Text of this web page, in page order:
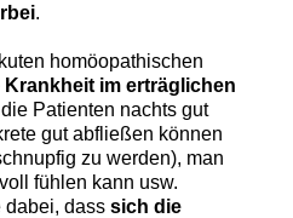
.
homöopathischen
Krankheit im erträglichen
Patienten nachts gut
gut abfließen können
zu werden), man
fühlen kann usw.
dabei, dass sich die